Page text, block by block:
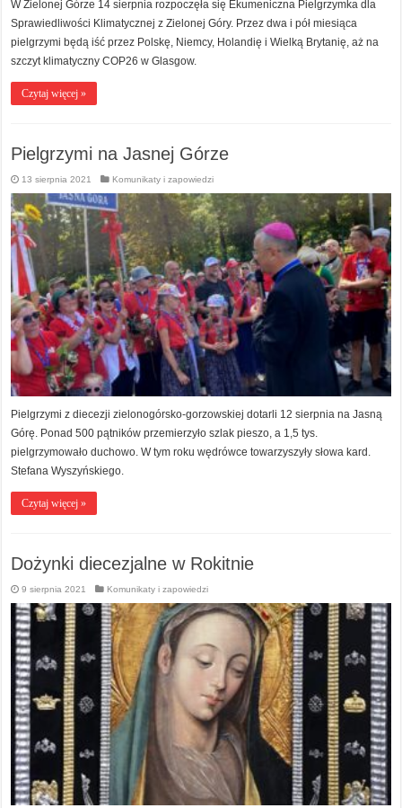
W Zielonej Górze 14 sierpnia rozpoczęła się Ekumeniczna Pielgrzymka dla
Sprawiedliwości Klimatycznej z Zielonej Góry. Przez dwa i pół miesiąca
pielgrzymi będą iść przez Polskę, Niemcy, Holandię i Wielką Brytanię, aż na
szczyt klimatyczny COP26 w Glasgow.
Czytaj więcej »
Pielgrzymi na Jasnej Górze
13 sierpnia 2021 Komunikaty i zapowiedzi
Pielgrzymi z diecezji zielonogórsko-gorzowskiej dotarli 12 sierpnia na Jasną
Górę. Ponad 500 pątników przemierzyło szlak pieszo, a 1,5 tys.
pielgrzymowało duchowo. W tym roku wędrówce towarzyszyły słowa kard.
Stefana Wyszyńskiego.
Czytaj więcej »
Dożynki diecezjalne w Rokitnie
9 sierpnia 2021 Komunikaty i zapowiedzi